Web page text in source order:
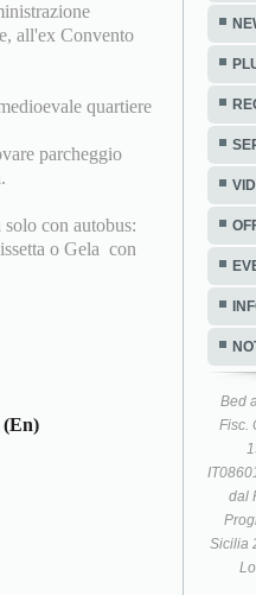
all'ex Convento
quartiere
parcheggio
con autobus:
o Gela con
(En)
Bed
Fisc.
dal
Sicilia